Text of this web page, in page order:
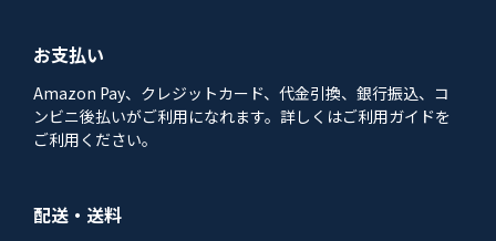
お支払い
Amazon Pay、クレジットカード、代金引換、銀行振込、コ
ンビニ後払いがご利用になれます。詳しくはご利用ガイドを
ご利用ください。
配送・送料